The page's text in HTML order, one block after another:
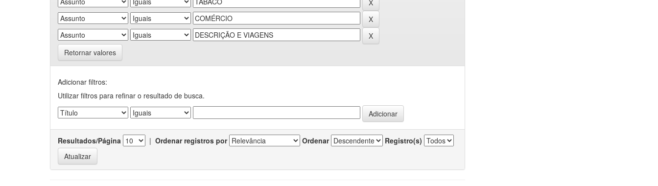
Retornar valores
Adicionar filtros:
Utilizar filtros para refinar o resultado de busca.
Resultados/Página | Ordenar registros por Ordenar Registro(s)